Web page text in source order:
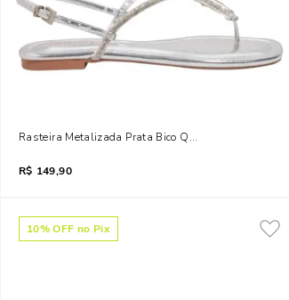
Rasteira Metalizada Prata Bico Quadrado
R$ 149,90
10% OFF no Pix